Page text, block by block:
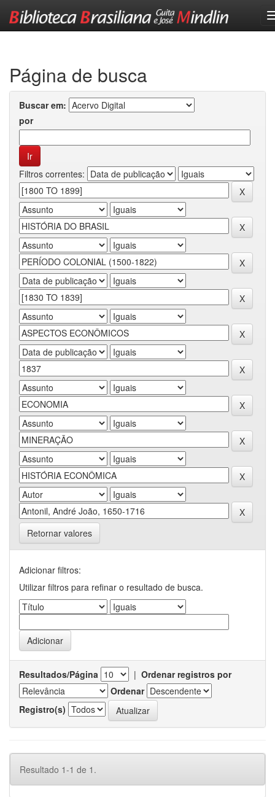
Página de busca
Buscar em:
por
Filtros correntes:
Retornar valores
Adicionar filtros:
Utilizar filtros para refinar o resultado de busca.
Resultados/Página | Ordenar registros por
Ordenar
Registro(s)
Resultado 1-1 de 1.